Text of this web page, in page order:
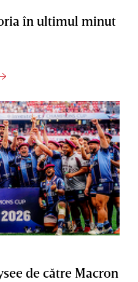
în ultimul minut
de către Macron